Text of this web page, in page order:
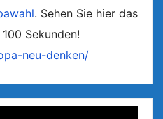
. Sehen Sie hier das
Sekunden!
neu-denken/